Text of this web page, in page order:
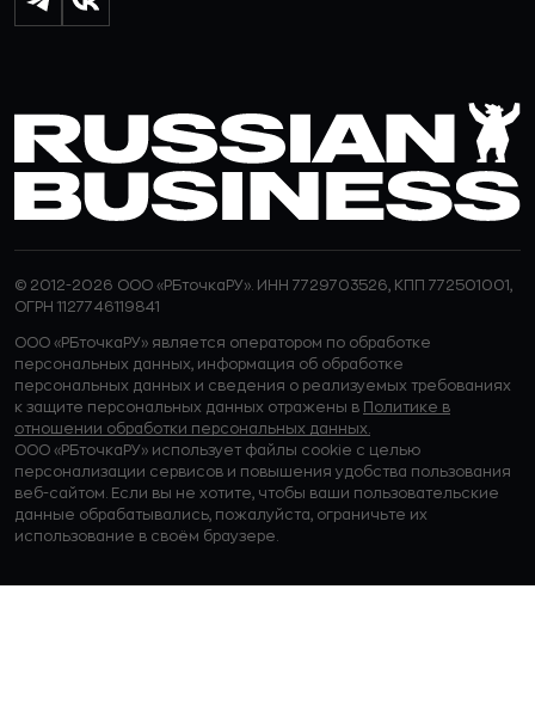
© 2012-2026 ООО «РБточкаРУ». ИНН 7729703526, КПП 772501001,
ОГРН 1127746119841
ООО «РБточкаРУ» является оператором по обработке
персональных данных, информация об обработке
персональных данных и сведения о реализуемых требованиях
к защите персональных данных отражены в
Политике в
отношении обработки персональных данных.
ООО «РБточкаРУ» использует файлы cookie с целью
персонализации сервисов и повышения удобства пользования
веб-сайтом. Если вы не хотите, чтобы ваши пользовательские
данные обрабатывались, пожалуйста, ограничьте их
использование в своём браузере.